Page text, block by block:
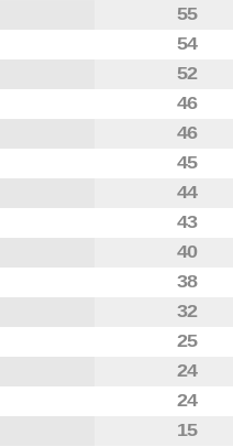
55
54
52
46
46
45
44
43
40
38
32
25
24
24
15